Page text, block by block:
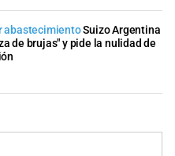
abastecimientoSuizo Argentina
de brujas" y pide la nulidad de